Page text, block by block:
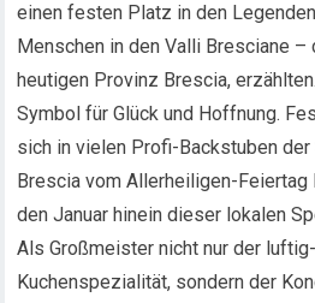
einen festen Platz in den
Menschen in den Valli Bresciane –
heutigen Provinz Brescia,
Symbol für Glück und Hoffnung.
sich in vielen Profi-Backstuben
Brescia vom Allerheiligen-
den Januar hinein dieser lokalen
Als Großmeister nicht nur der
Kuchenspezialität, sondern der